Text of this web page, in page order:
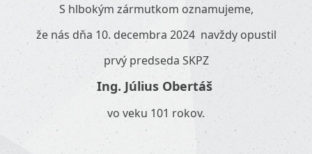
S hlbokým zármutkom oznamujeme,
že nás dňa 10. decembra 2024 navždy opustil
prvý predseda SKPZ
Ing. JúliusObertáš
vo veku 101 rokov.